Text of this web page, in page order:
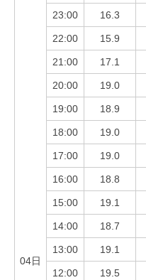
04日
23:00 16.3
22:00 15.9
21:00 17.1
20:00 19.0
19:00 18.9
18:00 19.0
17:00 19.0
16:00 18.8
15:00 19.1
14:00 18.7
13:00 19.1
12:00 19.5